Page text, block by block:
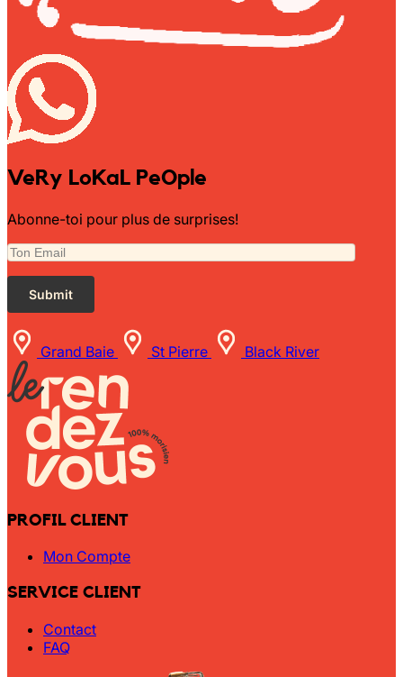
VeRy LoKaL PeOple
Abonne-toi pour plus de surprises!
Grand Baie St Pierre Black River
PROFIL CLIENT
Mon Compte
SERVICE CLIENT
Contact
FAQ
Les Inédites